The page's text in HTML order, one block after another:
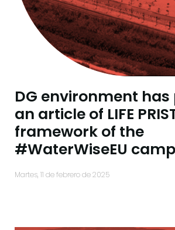
DG environment
an article of LIFE
framework of the
#WaterWiseEU
martes, 11 de febrero de 2025